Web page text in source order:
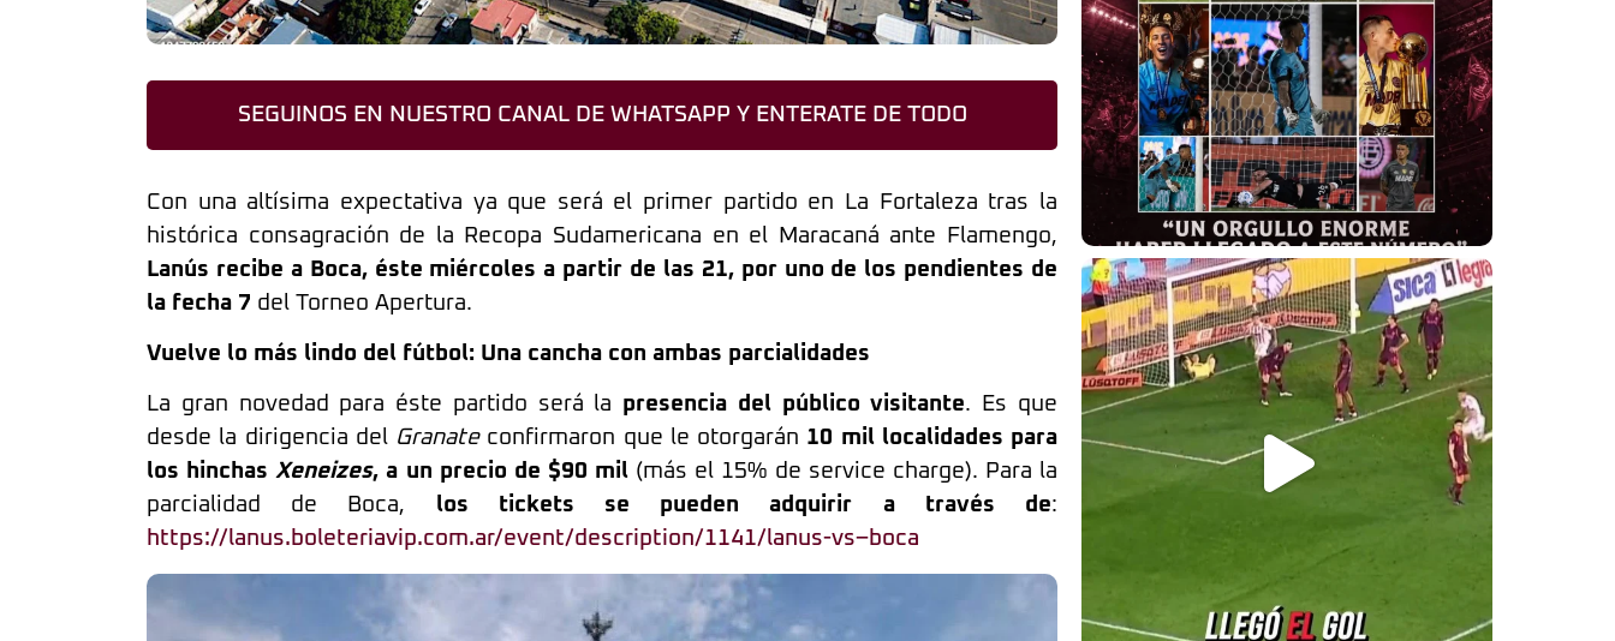
SEGUINOS EN NUESTRO CANAL DE WHATSAPP Y ENTERATE DE TODO
Con una altísima expectativa ya que será el primer partido en La Fortaleza tras la
histórica consagración de la Recopa Sudamericana en el Maracaná ante Flamengo,
Lanús recibe a Boca, éste miércoles a partir de las 21, por uno de los pendientes de
la fecha 7 del Torneo Apertura.
Vuelve lo más lindo del fútbol: Una cancha con ambas parcialidades
La gran novedad para éste partido será la presencia del público visitante. Es que
desde la dirigencia del Granateconfirmaron que le otorgarán 10 mil localidades para
los hinchasXeneizes, a un precio de $90 mil (más el 15% de service charge). Para la
parcialidad de Boca, los tickets se pueden adquirir a través de:
https://lanus.boleteriavip.com.ar/event/description/1141/lanus-vs–boca